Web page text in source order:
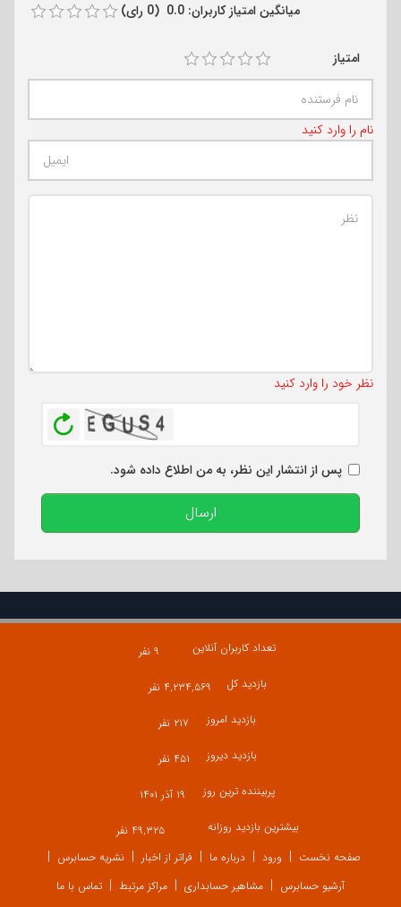
میانگین امتیاز کاربران: 0.0 (0 رای)
امتیاز
نام را وارد کنید
نظر خود را وارد کنید
پس از انتشار این نظر، به من اطلاع داده شود.
ارسال
تعداد کاربران آنلاین
۹ نفر
بازدید کل
۴,۲۳۴,۵۶۹ نفر
بازدید امروز
۲۱۷ نفر
بازدید دیروز
۴۵۱ نفر
پربیننده ترین روز
۱۹ آذر ۱۴۰۱
بیشترین بازدید روزانه
۴۹,۳۲۵ نفر
صفحه نخست
ورود درباره ما فراتر از اخبار
نشریه حسابرس
آرشیو حسابرس
مشاهیر حسابداری مراکز مرتبط تماس با ما